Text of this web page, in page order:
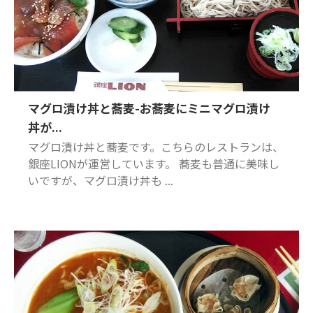
マグロ漬け丼と蕎麦-お蕎麦にミニマグロ漬け
丼が...
マグロ漬け丼と蕎麦です。こちらのレストランは、
銀座LIONが運営しています。 蕎麦も普通に美味し
いですが、マグロ漬け丼も ...